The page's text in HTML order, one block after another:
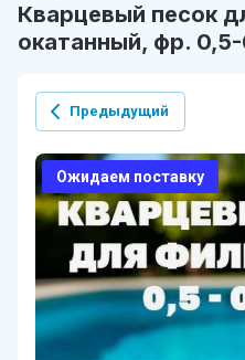
Кварцевый песок
окатанный, фр.
Предыдущий
Ожидаем поставку